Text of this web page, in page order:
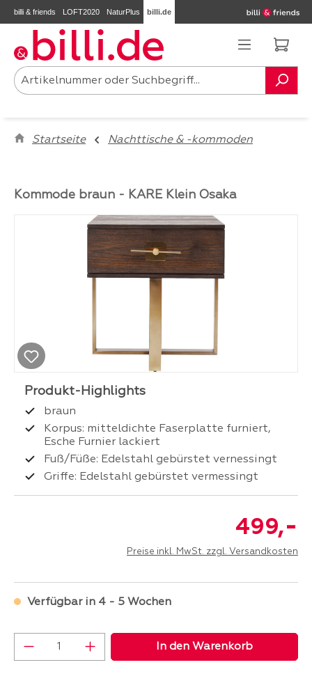
Zum Hauptinhalt springen
billi & friends LOFT2020 NaturPlus billi.de
Startseite Nachttische & -kommoden
Bildergalerie überspringen
Kommode braun - KARE Klein Osaka
braun
Korpus: mitteldichte Faserplatte furniert,
Esche Furnier lackiert
Fuß/Füße: Edelstahl gebürstet vernessingt
Griffe: Edelstahl gebürstet vermessingt
499,-
Preise inkl. MwSt. zzgl. Versandkosten
Verfügbar in 4 - 5 Wochen
Produkt Anzahl: Gib den gewünschten
In den Warenkorb